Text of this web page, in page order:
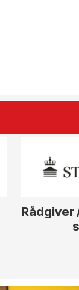
Rådgiver